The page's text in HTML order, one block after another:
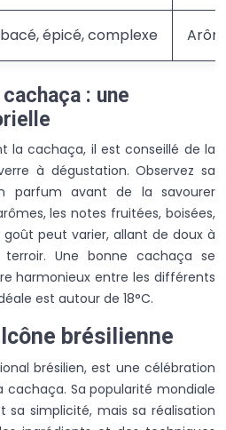
épicé, complexe
: une
la cachaça, il est conseillé de la
à dégustation. Observez sa
parfum avant de la savourer
les notes fruitées, boisées,
peut varier, allant de doux à
Une bonne cachaça se
harmonieux entre les différents
est autour de 18°C.
brésilienne
brésilien, est une célébration
Sa popularité mondiale
sa simplicité, mais sa réalisation